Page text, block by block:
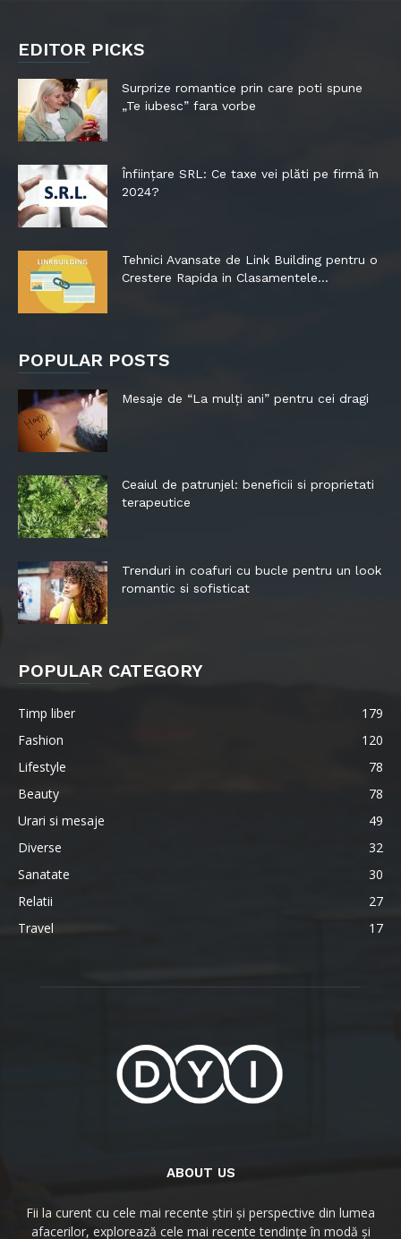
EDITOR PICKS
Surprize romantice prin care poti spune
„Te iubesc” fara vorbe
Înființare SRL: Ce taxe vei plăti pe firmă în
2024?
Tehnici Avansate de Link Building pentru o
Crestere Rapida in Clasamentele...
POPULAR POSTS
Mesaje de “La mulți ani” pentru cei dragi
Ceaiul de patrunjel: beneficii si proprietati
terapeutice
Trenduri in coafuri cu bucle pentru un look
romantic si sofisticat
POPULAR CATEGORY
Timp liber
179
Fashion
120
Lifestyle
78
Beauty
78
Urari si mesaje
49
Diverse
32
Sanatate
30
Relatii
27
Travel
17
ABOUT US
Fii la curent cu cele mai recente știri și perspective din lumea
afacerilor, explorează cele mai recente tendințe în modă și